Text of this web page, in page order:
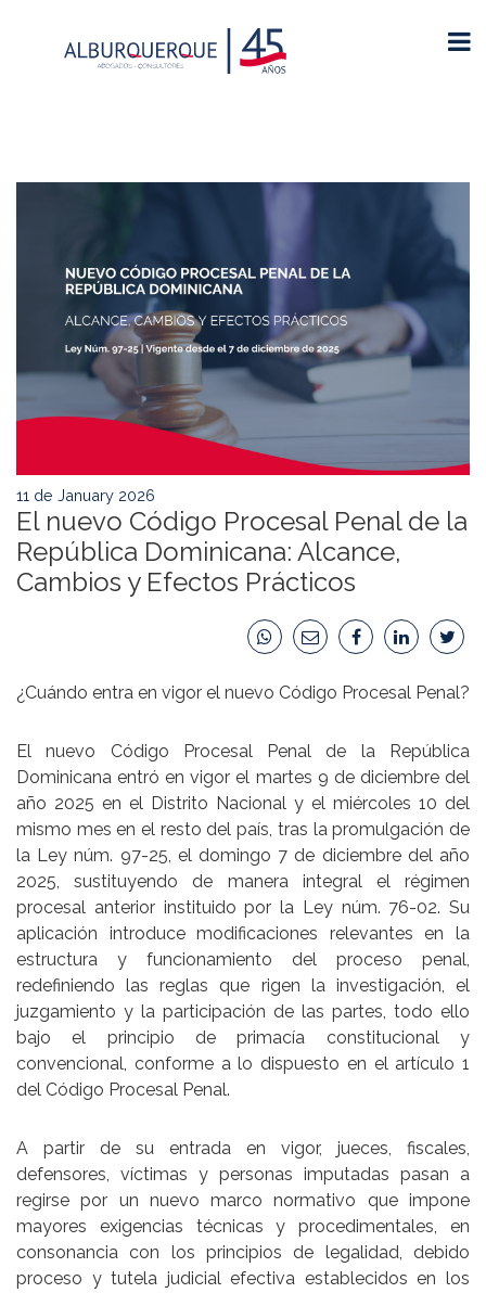
11 de January 2026
El nuevo Código Procesal Penal de la
República Dominicana: Alcance,
Cambios y Efectos Prácticos
¿Cuándo entra en vigor el nuevo Código Procesal Penal?
El nuevo Código Procesal Penal de la República
Dominicana entró en vigor el martes 9 de diciembre del
año 2025 en el Distrito Nacional y el miércoles 10 del
mismo mes en el resto del país, tras la promulgación de
la Ley núm. 97-25, el domingo 7 de diciembre del año
2025, sustituyendo de manera integral el régimen
procesal anterior instituido por la Ley núm. 76-02. Su
aplicación introduce modificaciones relevantes en la
estructura y funcionamiento del proceso penal,
redefiniendo las reglas que rigen la investigación, el
juzgamiento y la participación de las partes, todo ello
bajo el principio deprimacía constitucional y
convencional, conforme a lo dispuesto en el artículo 1
del Código Procesal Penal.
A partir de su entrada en vigor, jueces, fiscales,
defensores, víctimas y personas imputadas pasan a
regirse por un nuevo marco normativo que impone
mayores exigencias técnicas y procedimentales, en
consonancia con los principios de legalidad, debido
proceso y tutela judicial efectiva establecidos en los